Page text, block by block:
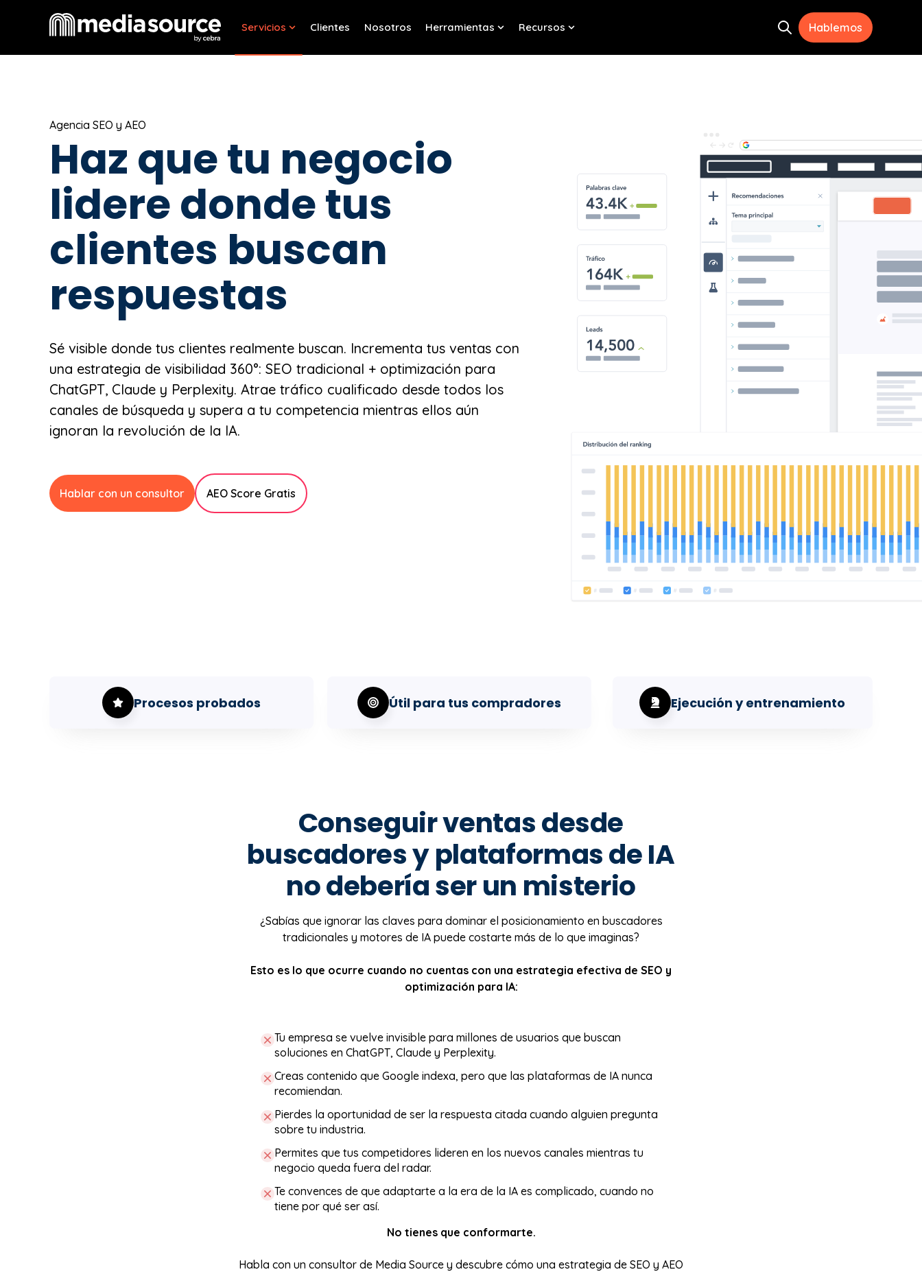
Servicios
Show submenu for Servicios
Clientes Nosotros Herramientas
Show submenu for Herramientas
Recursos Open search
Hablemos
Agencia SEO y AEO
Haz que tu negocio
lidere donde tus
clientes buscan
respuestas
Sé visible donde tus clientes realmente buscan. Incrementa tus ventas con
una estrategia de visibilidad 360°: SEO tradicional + optimización para
ChatGPT, Claude y Perplexity. Atrae tráfico cualificado desde todos los
canales de búsqueda y supera a tu competencia mientras ellos aún
ignoran la revolución de la IA.
Hablar con un consultor AEO Score Gratis
Procesos probados Útil para tus compradores Ejecución y entrenamiento
Conseguir ventas desde
buscadores y plataformas de IA
no debería ser un misterio
¿Sabías que ignorar las claves para dominar el posicionamiento en buscadores
tradicionales y motores de IA puede costarte más de lo que imaginas?
Esto es lo que ocurre cuando no cuentas con una estrategia efectiva de SEO y
optimización para IA:
Tu empresa se vuelve invisible para millones de usuarios que buscan
soluciones en ChatGPT, Claude y Perplexity.
Creas contenido que Google indexa, pero que las plataformas de IA nunca
recomiendan.
Pierdes la oportunidad de ser la respuesta citada cuando alguien pregunta
sobre tu industria.
Permites que tus competidores lideren en los nuevos canales mientras tu
negocio queda fuera del radar.
Te convences de que adaptarte a la era de la IA es complicado, cuando no
tiene por qué ser así.
No tienes que conformarte.
Habla con un consultor de Media Source y descubre cómo una estrategia de SEO y AEO